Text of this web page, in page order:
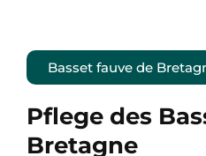
Basset fauve de
Pflege des
Bretagne